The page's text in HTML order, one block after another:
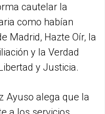
cautelar la
como habían
Madrid, Hazte Oír, la
y la Verdad
y Justicia.
Ayuso alega que la